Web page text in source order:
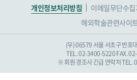
개인정보처리방침 이메일무단수집
해외학술관련사이
(우) 06579 서울 서초구 반포
TEL. 02-3400-5220FAX.
※ 회원 경조사 긴급 연락처